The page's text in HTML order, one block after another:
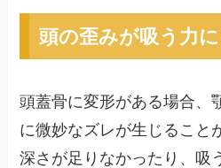
頭の歪みが吸う力
頭蓋骨に変形がある場合、
に微妙なズレが生じること
深さが足りなかったり、吸